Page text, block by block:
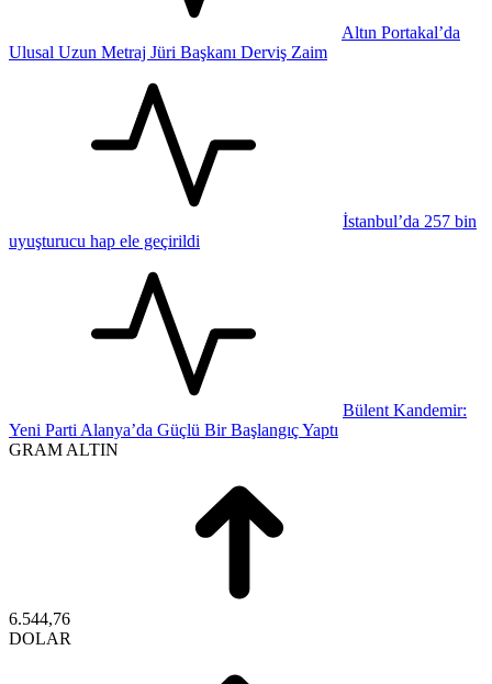
Altın Portakal’da
Ulusal Uzun Metraj Jüri Başkanı Derviş Zaim
İstanbul’da 257 bin
uyuşturucu hap ele geçirildi
Bülent Kandemir:
Yeni Parti Alanya’da Güçlü Bir Başlangıç Yaptı
GRAM ALTIN
6.544,76
DOLAR